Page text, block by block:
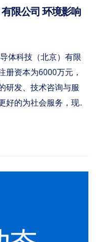
限公司 环境影响
体科技（北京）有限
册资本为6000万元，
研发、技术咨询与服
好的为社会服务，现..